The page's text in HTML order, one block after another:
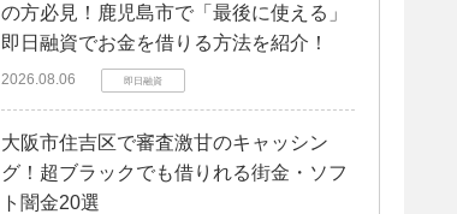
の方必見！鹿児島市で「最後に使える」
即日融資でお金を借りる方法を紹介！
2026.08.06 即日融資
大阪市住吉区で審査激甘のキャッシン
グ！超ブラックでも借りれる街金・ソフ
ト闇金20選